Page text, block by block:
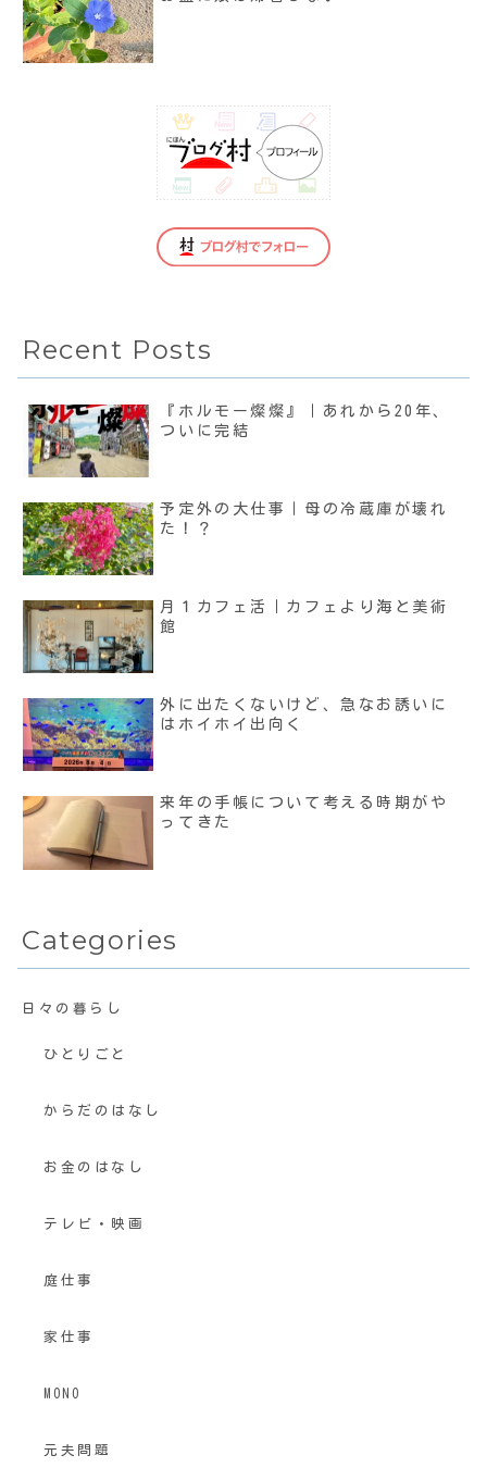
Recent Posts
『ホルモー燦燦』｜あれから20年、
ついに完結
予定外の大仕事｜母の冷蔵庫が壊れ
た！？
月１カフェ活｜カフェより海と美術
館
外に出たくないけど、急なお誘いに
はホイホイ出向く
来年の手帳について考える時期がや
ってきた
Categories
日々の暮らし
ひとりごと
からだのはなし
お金のはなし
テレビ・映画
庭仕事
家仕事
MONO
元夫問題